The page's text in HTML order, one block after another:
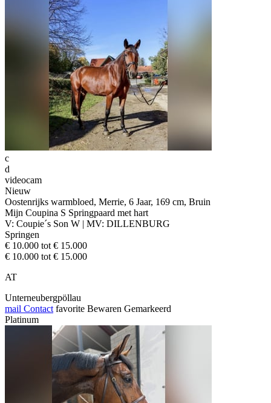
c
d
videocam
Nieuw
Oostenrijks warmbloed, Merrie, 6 Jaar, 169 cm, Bruin
Mijn Coupina S Springpaard met hart
V: Coupie´s Son W | MV: DILLENBURG
Springen
€ 10.000 tot € 15.000
€ 10.000 tot € 15.000
AT
Unterneubergpöllau
mail Contact favorite Bewaren Gemarkeerd
Platinum